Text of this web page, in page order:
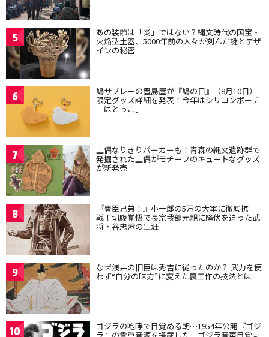
5 あの装飾は「炎」ではない？縄文時代の国宝・
火焔型土器、5000年前の人々が刻んだ謎とデザ
インの秘密
6 鳩サブレーの豊島屋が『鳩の日』（8月10日）
限定グッズ詳細を発表！今年はシリコンポーチ
「はとっこ」
7 土偶なりきりパーカーも！青森の縄文遺跡群で
発掘された土偶がモチーフのキュートなグッズ
が新発売
8 『豊臣兄弟！』小一郎の5万の大軍に徹底抗
戦！切腹覚悟で長宗我部元親に降伏を迫った武
将・谷忠澄の生涯
9 なぜ浅井の旧臣は秀吉に従ったのか？ 武力を使
わず“自分の味方”に変えた裏工作の技法とは
10 ゴジラの咆哮で目覚める朝…1954年公開『ゴジ